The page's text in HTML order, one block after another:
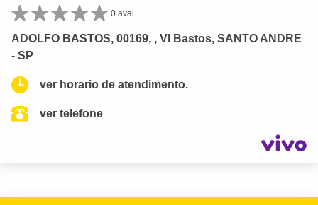
0 aval.
ADOLFO BASTOS, 00169, , Vl Bastos, SANTO ANDRE
- SP
ver horario de atendimento.
ver telefone